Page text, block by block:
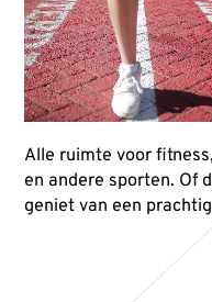
Alle ruimte voor
en andere sporten. Of
geniet van een